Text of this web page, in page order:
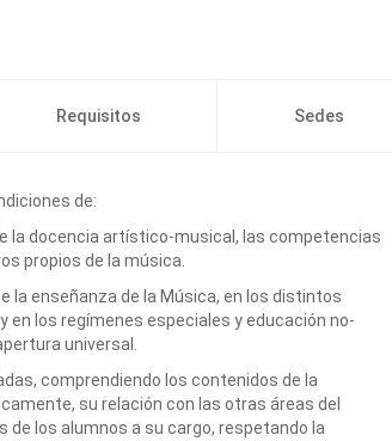
Requisitos Sedes
de:
la docencia artístico-musical, las competencias
propios de la música.
la enseñanza de la Música, en los distintos
en los regímenes especiales y educación no-
universal.
comprendiendo los contenidos de la
su relación con las otras áreas del
los alumnos a su cargo, respetando la